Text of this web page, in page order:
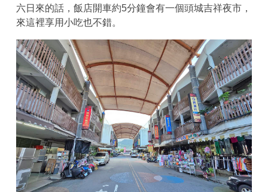
六日來的話，飯店開車約5分鐘會有一個頭城吉祥夜市，
來這裡享用小吃也不錯。